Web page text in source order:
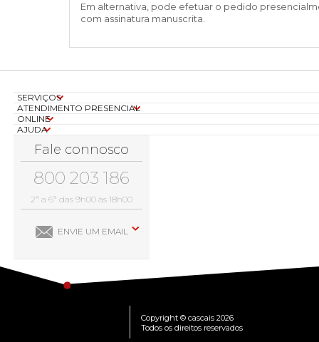
Em alternativa, pode efetuar o pedido
com assinatura manuscrita.
SERVIÇOS
ATENDIMENTO PRESENCIAL
ONLINE
AJUDA
Fale connosco
800 203 186
2ª a 6ª das 9h00 às 18h00
ENVIE UM EMAIL
Copyright © cascais 2026
Todos os direitos reservados